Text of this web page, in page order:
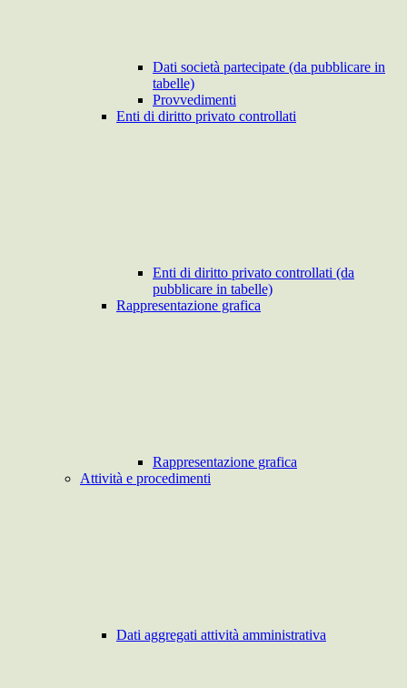
Dati società partecipate (da pubblicare in
tabelle)
Provvedimenti
Enti di diritto privato controllati
Enti di diritto privato controllati (da
pubblicare in tabelle)
Rappresentazione grafica
Rappresentazione grafica
Attività e procedimenti
Dati aggregati attività amministrativa